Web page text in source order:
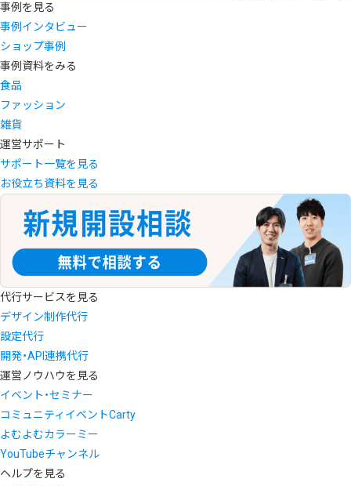
事例を見る
事例インタビュー
ショップ事例
事例資料をみる
食品
ファッション
雑貨
運営サポート
サポート一覧を見る
お役立ち資料を見る
代行サービスを見る
デザイン制作代行
設定代行
開発・API連携代行
運営ノウハウを見る
イベント・セミナー
コミュニティイベントCarty
よむよむカラーミー
YouTubeチャンネル
ヘルプを見る